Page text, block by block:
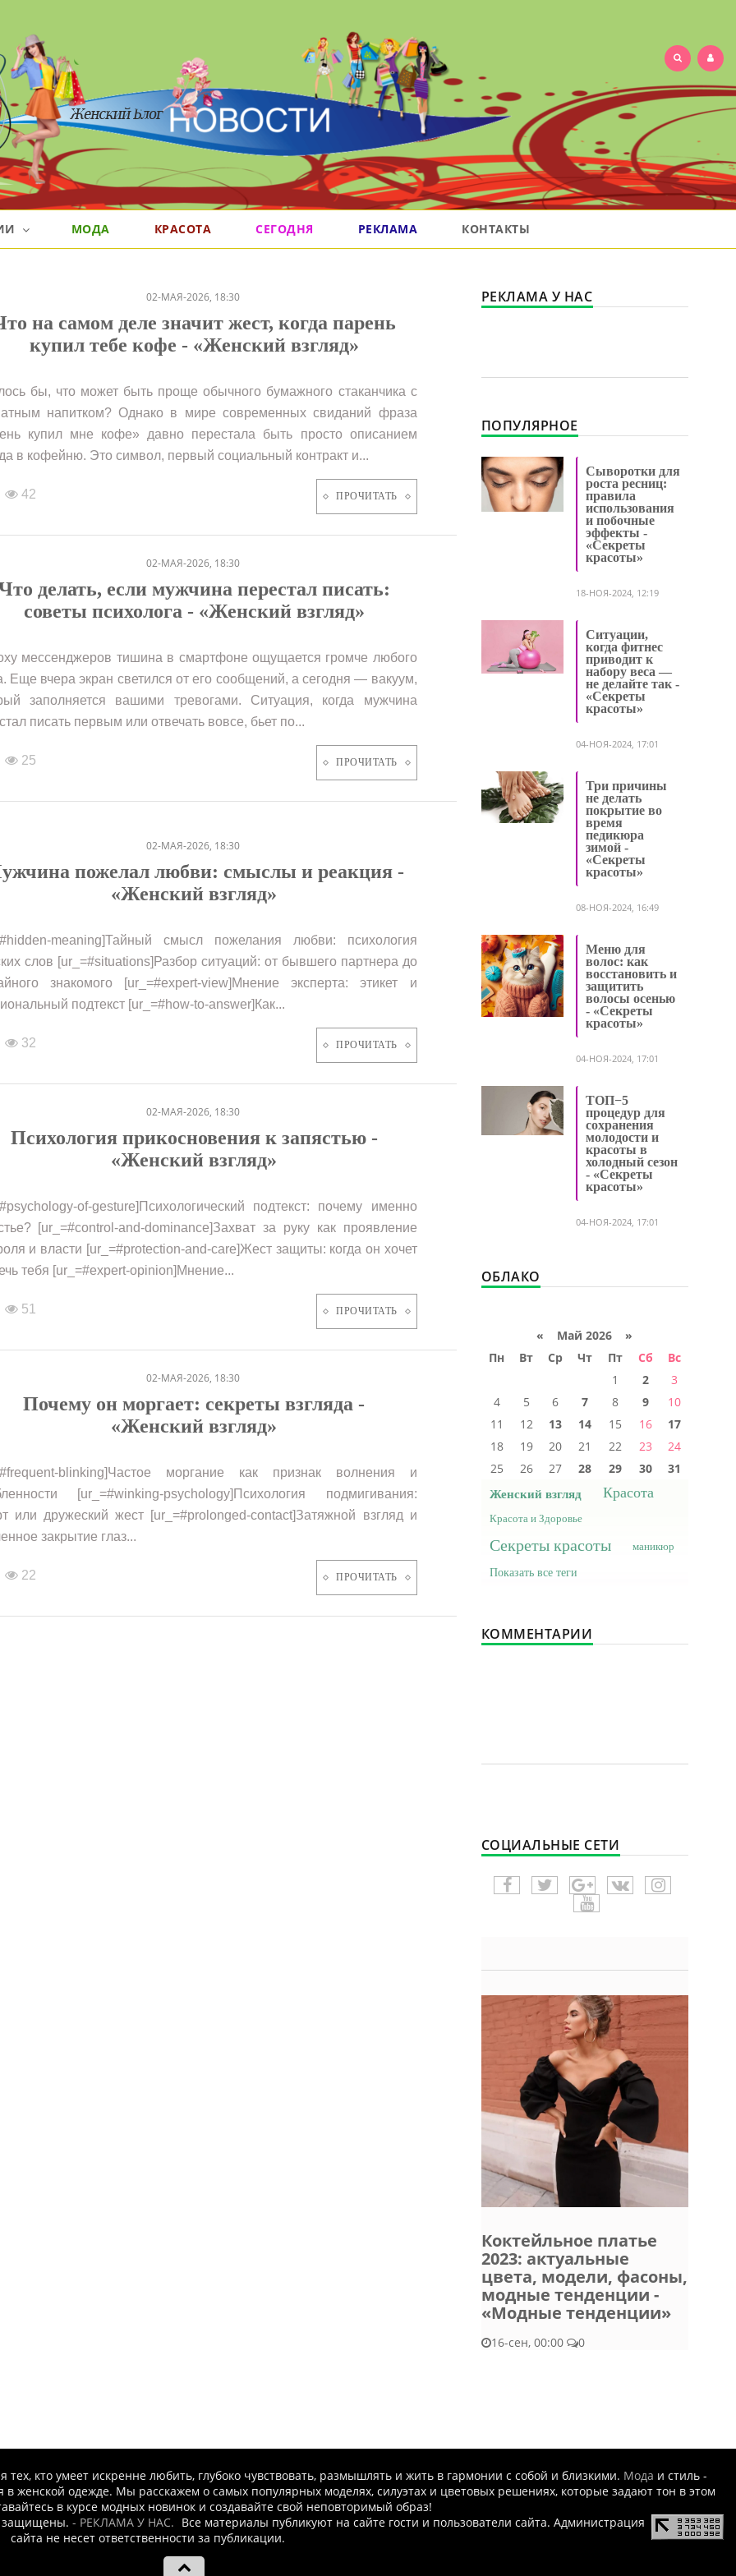
МОДА КРАСОТА СЕГОДНЯ РЕКЛАМА КОНТАКТЫ
02-МАЯ-2026, 18:30
на самом деле значит жест, когда парень
купил тебе кофе - «Женский взгляд»
бы, что может быть проще обычного бумажного стаканчика с
напитком? Однако в мире современных свиданий фраза
купил мне кофе» давно перестала быть просто описанием
в кофейню. Это символ, первый социальный контракт и...
42 ПРОЧИТАТЬ
02-МАЯ-2026, 18:30
делать, если мужчина перестал писать:
советы психолога - «Женский взгляд»
мессенджеров тишина в смартфоне ощущается громче любого
Еще вчера экран светился от его сообщений, а сегодня — вакуум,
заполняется вашими тревогами. Ситуация, когда мужчина
писать первым или отвечать вовсе, бьет по...
25 ПРОЧИТАТЬ
02-МАЯ-2026, 18:30
пожелал любви: смыслы и реакция -
«Женский взгляд»
meaning]Тайный смысл пожелания любви: психология
слов [ur_=#situations]Разбор ситуаций: от бывшего партнера до
знакомого [ur_=#expert-view]Мнение эксперта: этикет и
подтекст [ur_=#how-to-answer]Как...
32 ПРОЧИТАТЬ
02-МАЯ-2026, 18:30
Психология прикосновения к запястью -
«Женский взгляд»
of-gesture]Психологический подтекст: почему именно
[ur_=#control-and-dominance]Захват за руку как проявление
и власти [ur_=#protection-and-care]Жест защиты: когда он хочет
тебя [ur_=#expert-opinion]Мнение...
51 ПРОЧИТАТЬ
02-МАЯ-2026, 18:30
Почему он моргает: секреты взгляда -
«Женский взгляд»
blinking]Частое моргание как признак волнения и
[ur_=#winking-psychology]Психология подмигивания:
или дружеский жест [ur_=#prolonged-contact]Затяжной взгляд и
закрытие глаз...
22 ПРОЧИТАТЬ
РЕКЛАМА У НАС
ПОПУЛЯРНОЕ
Сыворотки для
роста ресниц:
правила
использования
и побочные
эффекты -
«Секреты
красоты»
18-НОЯ-2024, 12:19
Ситуации,
когда фитнес
приводит к
набору веса —
не делайте так -
«Секреты
красоты»
04-НОЯ-2024, 17:01
Три причины
не делать
покрытие во
время
педикюра
зимой -
«Секреты
красоты»
08-НОЯ-2024, 16:49
Меню для
волос: как
восстановить и
защитить
волосы осенью
- «Секреты
красоты»
04-НОЯ-2024, 17:01
ТОП−5
процедур для
сохранения
молодости и
красоты в
холодный сезон
- «Секреты
красоты»
04-НОЯ-2024, 17:01
ОБЛАКО
« Май 2026 »
Пн
Вт Ср Чт Пт Сб
Вс
1
2
3
4
5 6 7 8 9
10
11
12 13 14 15 16
17
18
19 20 21 22 23
24
25
26 27 28 29 30 31
Женский взгляд Красота
Красота и Здоровье
Секреты красоты маникюр
Показать все теги
КОММЕНТАРИИ
СОЦИАЛЬНЫЕ СЕТИ
Коктейльное платье
2023: актуальные
цвета, модели, фасоны,
модные тенденции -
«Модные тенденции»
16-сен, 00:00 0
тех, кто умеет искренне любить, глубоко чувствовать, размышлять и жить в гармонии с собой и близкими. Мода и стиль -
женской одежде. Мы расскажем о самых популярных моделях, силуэтах и цветовых решениях, которые задают тон в этом
в курсе модных новинок и создавайте свой неповторимый образ!
защищены. - РЕКЛАМА У НАС. Все материалы публикуют на сайте гости и пользователи сайта. Администрация
сайта не несет ответственности за публикации.